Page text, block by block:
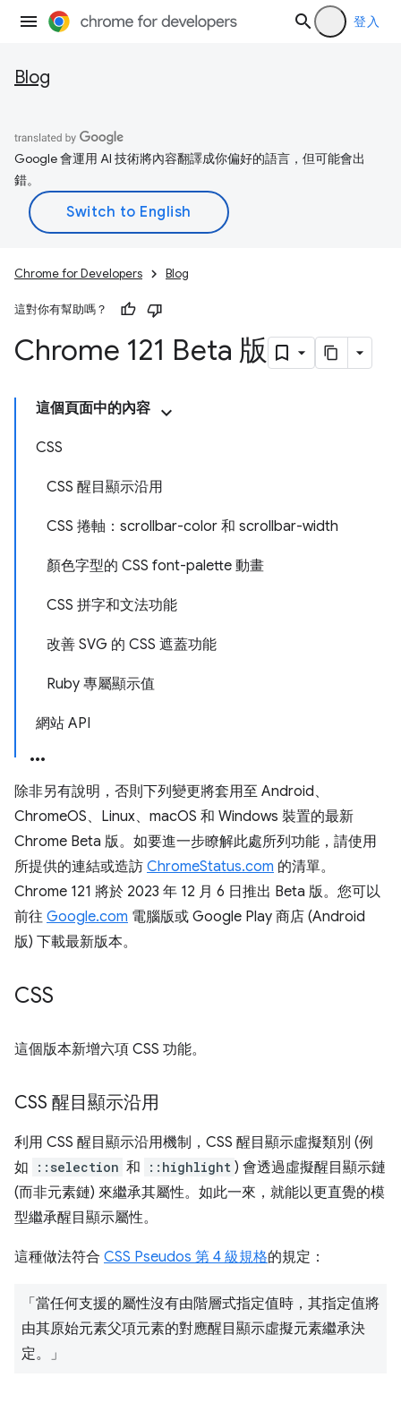
登入
Blog
Google 會運用 AI 技術將內容翻譯成你偏好的語言，但可能會出
錯。
Chrome for Developers Blog
這對你有幫助嗎？
Chrome 121 Beta 版
這個頁面中的內容
CSS
CSS 醒目顯示沿用
CSS 捲軸：scrollbar-color 和 scrollbar-width
顏色字型的 CSS font-palette 動畫
CSS 拼字和文法功能
改善 SVG 的 CSS 遮蓋功能
Ruby 專屬顯示值
網站 API
除非另有說明，否則下列變更將套用至 Android、
ChromeOS、Linux、macOS 和 Windows 裝置的最新
Chrome Beta 版。如要進一步瞭解此處所列功能，請使用
所提供的連結或造訪 ChromeStatus.com 的清單。
Chrome 121 將於 2023 年 12 月 6 日推出 Beta 版。您可以
前往 Google.com 電腦版或 Google Play 商店 (Android
版) 下載最新版本。
CSS
這個版本新增六項 CSS 功能。
CSS 醒目顯示沿用
利用 CSS 醒目顯示沿用機制，CSS 醒目顯示虛擬類別 (例
如
::selection 和 ::highlight ) 會透過虛擬醒目顯示鏈
(而非元素鏈) 來繼承其屬性。如此一來，就能以更直覺的模
型繼承醒目顯示屬性。
這種做法符合 CSS Pseudos 第 4 級規格的規定：
「當任何支援的屬性沒有由階層式指定值時，其指定值將
由其原始元素父項元素的對應醒目顯示虛擬元素繼承決
定。」